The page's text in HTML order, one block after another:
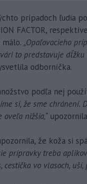
prípadoch ľudia
FACTOR,
málo. „Opaľovacieho
to predstavuje
odborníčka.
podľa nej
si, že sme chránení.
oveľa nižšia,“
že koža si
prípravky treba
cestička vo vlasoch,